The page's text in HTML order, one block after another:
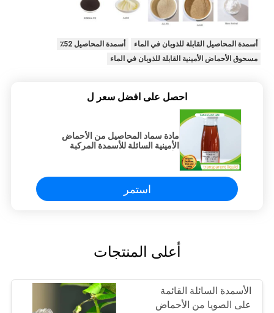
أسمدة المحاصيل القابلة للذوبان في الماء
أسمدة المحاصيل 52٪
مسحوق الأحماض الأمينية القابلة للذوبان في الماء
احصل على افضل سعر ل
مادة سماد المحاصيل من الأحماض
الأمينية السائلة للأسمدة المركبة
استمر
أعلى المنتجات
الأسمدة السائلة القائمة
على الصويا من الأحماض